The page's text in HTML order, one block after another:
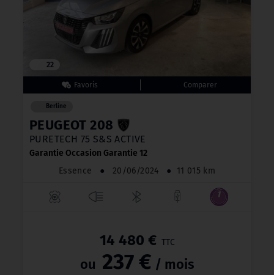
22
Berline
PEUGEOT 208
PURETECH 75 S&S ACTIVE
Garantie Occasion Garantie 12
Essence
● 20/06/2024 ● 11 015 km
14 480 € TTC
ou 237 € / mois